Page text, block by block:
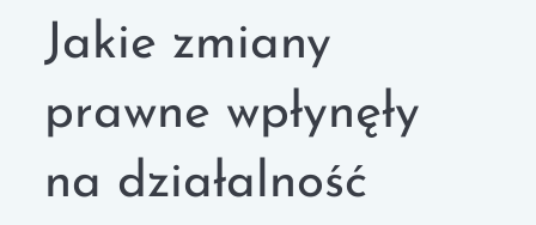
Jakie zmiany
prawne wpłynęły
na działalność